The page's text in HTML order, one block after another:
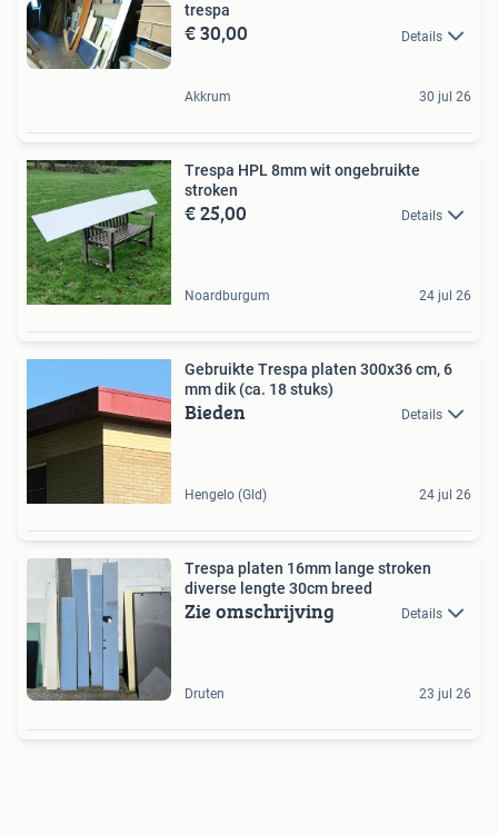
trespa
€ 30,00 Details
Akkrum 30 jul 26
Trespa HPL 8mm wit ongebruikte
stroken
€ 25,00 Details
Noardburgum 24 jul 26
Gebruikte Trespa platen 300x36 cm, 6
mm dik (ca. 18 stuks)
Bieden Details
Hengelo (Gld) 24 jul 26
Trespa platen 16mm lange stroken
diverse lengte 30cm breed
Zie omschrijving Details
Druten 23 jul 26